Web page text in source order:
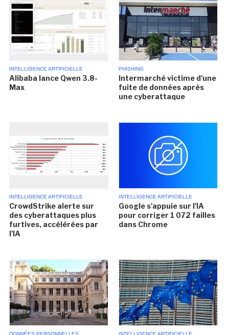
INTELLIGENCE ARTIFICIELLE
Alibaba lance Qwen 3.8-
Max
PHISHING
Intermarché victime d'une
fuite de données après
une cyberattaque
INTELLIGENCE ARTIFICIELLE
CrowdStrike alerte sur
des cyberattaques plus
furtives, accélérées par
l'IA
INTELLIGENCE ARTIFICIELLE
Google s'appuie sur l'IA
pour corriger 1 072 failles
dans Chrome